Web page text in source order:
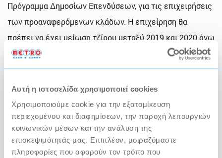
Αυτή η ιστοσελίδα χρησιμοποιεί cookies
Χρησιμοποιούμε cookie για την εξατομίκευση
περιεχομένου και διαφημίσεων, την παροχή λειτουργιών
κοινωνικών μέσων και την ανάλυση της
επισκεψιμότητάς μας. Επιπλέον, μοιραζόμαστε
πληροφορίες που αφορούν τον τρόπο που
Πρόγραμμα Δημοσίων Επενδύσεων, για τις επιχειρήσεις
των προαναφερόμενων κλάδων. Η επιχείρηση θα
πρέπει να έχει μείωση τζίρου μεταξύ 2019 και 2020 άνω
του 50% και το ύψος της ενίσχυσης θα ανέλθει στο 8%
επί του τζίρου του 2019, με ανώτατο όριο τα 400.000
ευρώ.
Το REACT-EU είναι μια πρωτοβουλία που βοηθά στην
κρίση και τα μέτρα αποκατάστασης των επιπτώσεων
της κρίσης που δρομολογήθηκαν μέσω της